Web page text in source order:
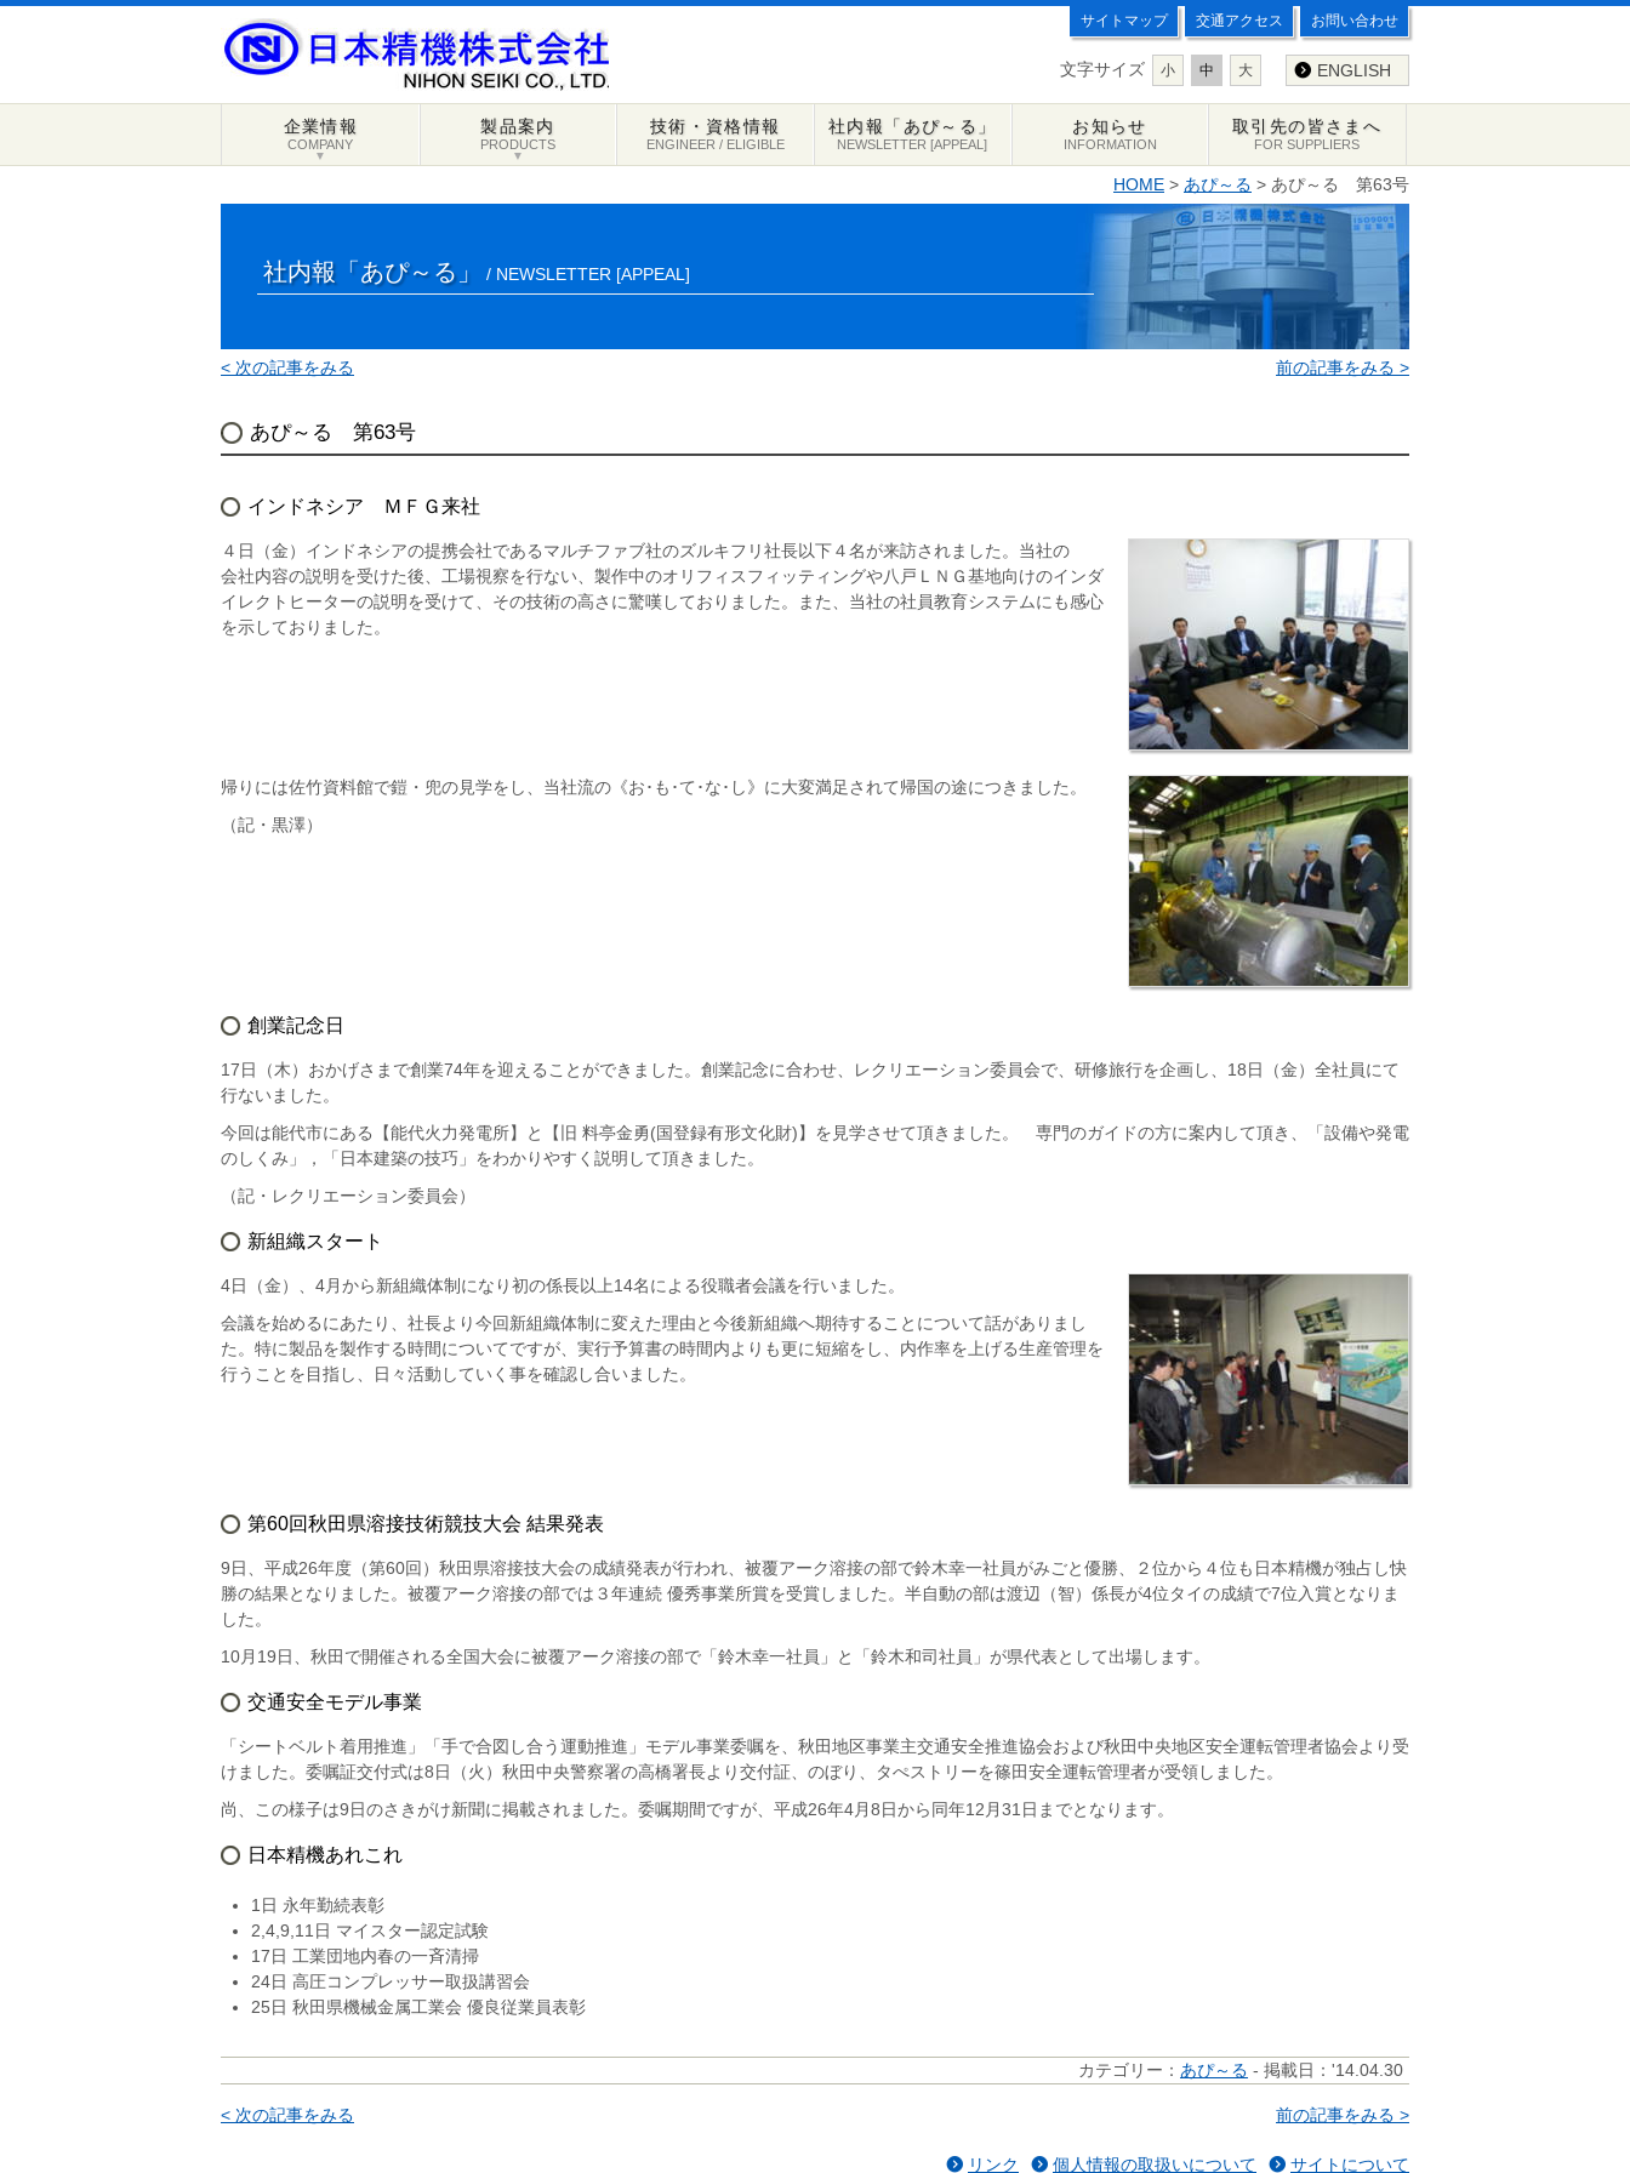
サイトマップ 交通アクセス お問い合わせ
文字サイズ 小 中 大 ENGLISH
▼
企業情報
COMPANY
▼
製品案内
PRODUCTS
技術・資格情報
ENGINEER / ELIGIBLE
社内報「あぴ～る」
NEWSLETTER [APPEAL]
お知らせ
INFORMATION
取引先の皆さまへ
FOR SUPPLIERS
HOME > あぴ～る > あぴ～る 第63号
社内報「あぴ～る」 / NEWSLETTER [APPEAL]
前の記事をみる >
< 次の記事をみる
あぴ～る 第63号
インドネシア ＭＦＧ来社
４日（金）インドネシアの提携会社であるマルチファブ社のズルキフリ社長以下４名が来訪されました。当社の
会社内容の説明を受けた後、工場視察を行ない、製作中のオリフィスフィッティングや八戸ＬＮＧ基地向けのインダ
イレクトヒーターの説明を受けて、その技術の高さに驚嘆しておりました。また、当社の社員教育システムにも感心
を示しておりました。
帰りには佐竹資料館で鎧・兜の見学をし、当社流の《お･も･て･な･し》に大変満足されて帰国の途につきました。
（記・黒澤）
創業記念日
17日（木）おかげさまで創業74年を迎えることができました。創業記念に合わせ、レクリエーション委員会で、研修旅行を企画し、18日（金）全社員にて
行ないました。
今回は能代市にある【能代火力発電所】と【旧 料亭金勇(国登録有形文化財)】を見学させて頂きました。 専門のガイドの方に案内して頂き、「設備や発電
のしくみ」，「日本建築の技巧」をわかりやすく説明して頂きました。
（記・レクリエーション委員会）
新組織スタート
4日（金）、4月から新組織体制になり初の係長以上14名による役職者会議を行いました。
会議を始めるにあたり、社長より今回新組織体制に変えた理由と今後新組織へ期待することについて話がありまし
た。特に製品を製作する時間についてですが、実行予算書の時間内よりも更に短縮をし、内作率を上げる生産管理を
行うことを目指し、日々活動していく事を確認し合いました。
第60回秋田県溶接技術競技大会 結果発表
9日、平成26年度（第60回）秋田県溶接技大会の成績発表が行われ、被覆アーク溶接の部で鈴木幸一社員がみごと優勝、２位から４位も日本精機が独占し快
勝の結果となりました。被覆アーク溶接の部では３年連続 優秀事業所賞を受賞しました。半自動の部は渡辺（智）係長が4位タイの成績で7位入賞となりま
した。
10月19日、秋田で開催される全国大会に被覆アーク溶接の部で「鈴木幸一社員」と「鈴木和司社員」が県代表として出場します。
交通安全モデル事業
「シートベルト着用推進」「手で合図し合う運動推進」モデル事業委嘱を、秋田地区事業主交通安全推進協会および秋田中央地区安全運転管理者協会より受
けました。委嘱証交付式は8日（火）秋田中央警察署の高橋署長より交付証、のぼり、タぺストリーを篠田安全運転管理者が受領しました。
尚、この様子は9日のさきがけ新聞に掲載されました。委嘱期間ですが、平成26年4月8日から同年12月31日までとなります。
日本精機あれこれ
1日 永年勤続表彰
2,4,9,11日 マイスター認定試験
17日 工業団地内春の一斉清掃
24日 高圧コンプレッサー取扱講習会
25日 秋田県機械金属工業会 優良従業員表彰
カテゴリー： あぴ～る - 掲載日：'14.04.30
前の記事をみる >
< 次の記事をみる
リンク 個人情報の取扱いについて サイトについて